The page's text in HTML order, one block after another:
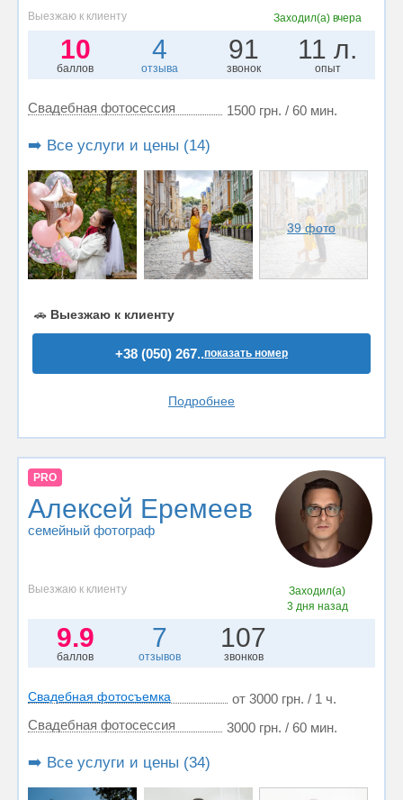
Выезжаю к клиенту Заходил(а) вчера
10
баллов
4
отзыва
91
звонок
11 л.
опыт
Свадебная фотосессия 1500 грн. / 60 мин.
➡️ Все услуги и цены (14)
39 фото
🚗 Выезжаю к клиенту
+38 (050) 267..показать номер
Подробнее
PRO
Алексей Еремеев
семейный фотограф
Выезжаю к клиенту
Заходил(а)
3 дня назад
9.9
баллов
7
отзывов
107
звонков
Свадебная фотосъемка
от 3000 грн. / 1 ч.
Свадебная фотосессия
3000 грн. / 60 мин.
➡️ Все услуги и цены (34)